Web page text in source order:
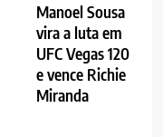
Manoel Sousa
vira a luta em
UFC Vegas 120
e vence Richie
Miranda